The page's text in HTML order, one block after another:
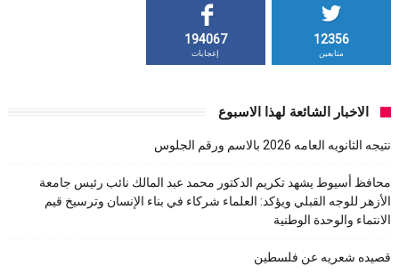
12356
متابعين
194067
إعجابات
الاخبار الشائعة لهذا الاسبوع
نتيجه الثانويه العامه 2026 بالاسم ورقم الجلوس
محافظ أسيوط يشهد تكريم الدكتور محمد عبد المالك نائب رئيس جامعة
الأزهر للوجه القبلي ويؤكد: العلماء شركاء في بناء الإنسان وترسيخ قيم
الانتماء والوحدة الوطنية
قصيده شعريه عن فلسطين